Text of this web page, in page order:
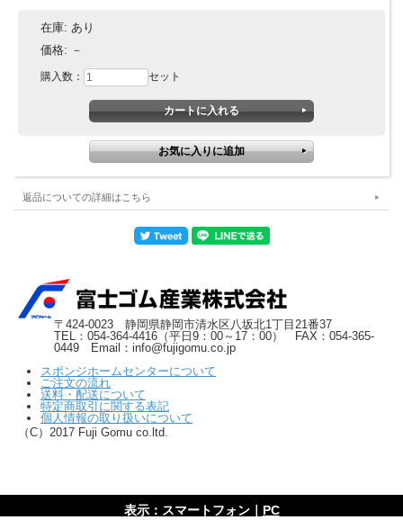
在庫: あり
価格: －
購入数： セット
返品についての詳細はこちら
〒424-0023 静岡県静岡市清水区八坂北1丁目21番37
TEL：054-364-4416（平日9：00～17：00） FAX：054-365-
0449 Email：info@fujigomu.co.jp
スポンジホームセンターについて
ご注文の流れ
送料・配送について
特定商取引に関する表記
個人情報の取り扱いについて
（C）2017 Fuji Gomu co.ltd.
表示：スマートフォン｜ PC